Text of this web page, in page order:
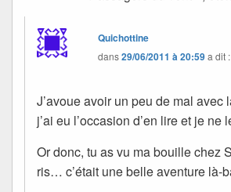
Quichottine
dans29/06/2011 à 20:59a dit :
J’avoue avoir un peu de mal
j’ai eu l’occasion d’en lire et je ne
Or donc, tu as vu ma bouille chez
ris… c’était une belle aventure là-